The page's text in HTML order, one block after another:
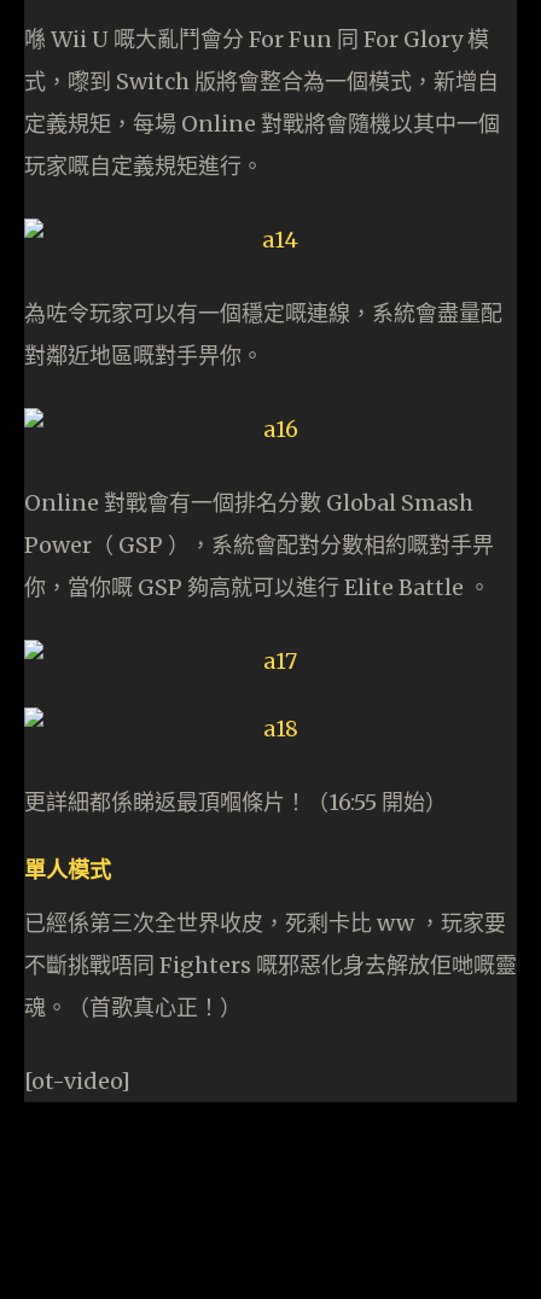
喺 Wii U 嘅大亂鬥會分 For Fun 同 For Glory 模
式，嚟到 Switch 版將會整合為一個模式，新增自
定義規矩，每場 Online 對戰將會隨機以其中一個
玩家嘅自定義規矩進行。
為咗令玩家可以有一個穩定嘅連線，系統會盡量配
對鄰近地區嘅對手畀你。
Online 對戰會有一個排名分數 Global Smash
Power（ GSP ），系統會配對分數相約嘅對手畀
你，當你嘅 GSP 夠高就可以進行 Elite Battle 。
更詳細都係睇返最頂嗰條片！（16:55 開始）
單人模式
已經係第三次全世界收皮，死剩卡比 ww ，玩家要
不斷挑戰唔同 Fighters 嘅邪惡化身去解放佢哋嘅靈
魂。（首歌真心正！）
[ot-video]